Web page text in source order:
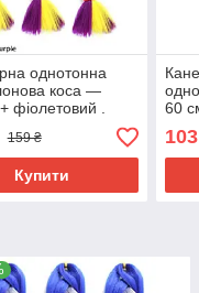
однотонна
коса —
фіолетовий .
в косі 60 см.
159 ₴
Купити
60
А38
103